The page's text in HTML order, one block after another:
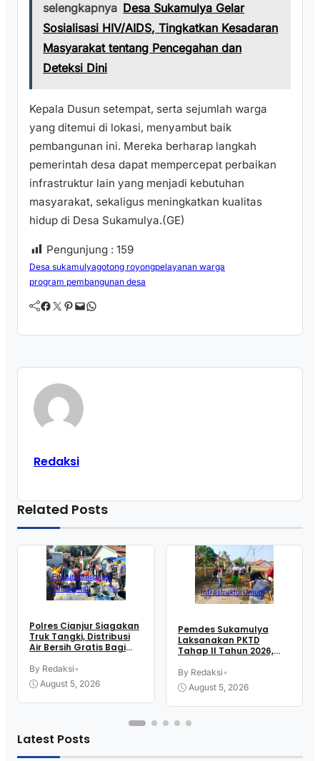
selengkapnya Desa Sukamulya Gelar
Sosialisasi HIV/AIDS, Tingkatkan Kesadaran
Masyarakat tentang Pencegahan dan
Deteksi Dini
Kepala Dusun setempat, serta sejumlah warga
yang ditemui di lokasi, menyambut baik
pembangunan ini. Mereka berharap langkah
pemerintah desa dapat mempercepat perbaikan
infrastruktur lain yang menjadi kebutuhan
masyarakat, sekaligus meningkatkan kualitas
hidup di Desa Sukamulya.(GE)
Pengunjung : 159
Desa sukamulyagotong royongpelayanan warga
program pembangunan desa
Facebook Twitter Pinterest Mail WhatsApp
Redaksi
Related Posts
FeaturedInspirasi
Pemerintah
Polres Cianjur Siagakan
Truk Tangki, Distribusi
Air Bersih Gratis Bagi
Kekeringan
By Redaksi•
August 5, 2026
InfrastrukturUmum
Pemdes Sukamulya
Laksanakan PKTD
Tahap II Tahun 2026,
KKN UIN SGD Bandung
By Redaksi•
August 5, 2026
Latest Posts